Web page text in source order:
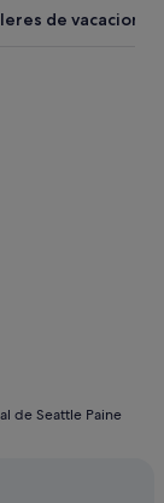
de vacaciones
de Seattle Paine